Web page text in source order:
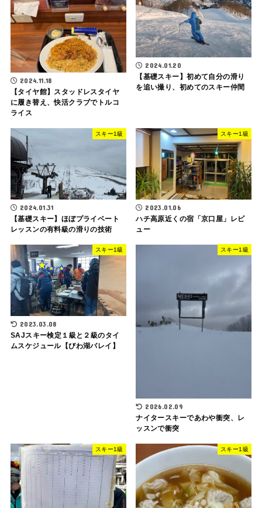
2024.11.18
【タイヤ館】スタッドレスタイヤ
に履き替え、快活クラブでトルコ
ライス
2024.01.20
【基礎スキー】初めて自分の滑り
を追い撮り、初めてのスキー仲間
スキー1級
2024.01.31
【基礎スキー】ほぼプライベート
レッスンの有料級の滑りの技術
スキー1級
2023.01.06
ハチ高原近くの宿「京口屋」レビ
ュー
スキー1級
2023.03.08
SAJスキー検定１級と２級のタイ
ムスケジュール【びわ湖バレイ】
スキー1級
2026.02.09
ナイタースキーであわや衝突、レ
ッスンで衝突
スキー1級 スキー1級